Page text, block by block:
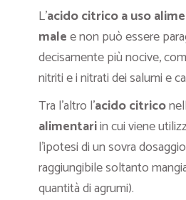
L’acido citrico a uso
malee non può essere
decisamente più nocive,
nitriti e i nitrati dei salumi e
Tra l’altro l’acido citrico
alimentariin cui viene
l’ipotesi di un sovra
raggiungibile soltanto
quantità di agrumi).